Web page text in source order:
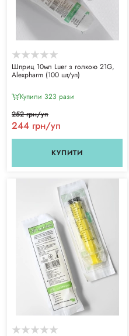
Шприц 10мл Luer з голкою 21G,
Alexpharm (100 шт/уп)
Купили 323 рази
244 грн/уп
252 грн/уп
КУПИТИ